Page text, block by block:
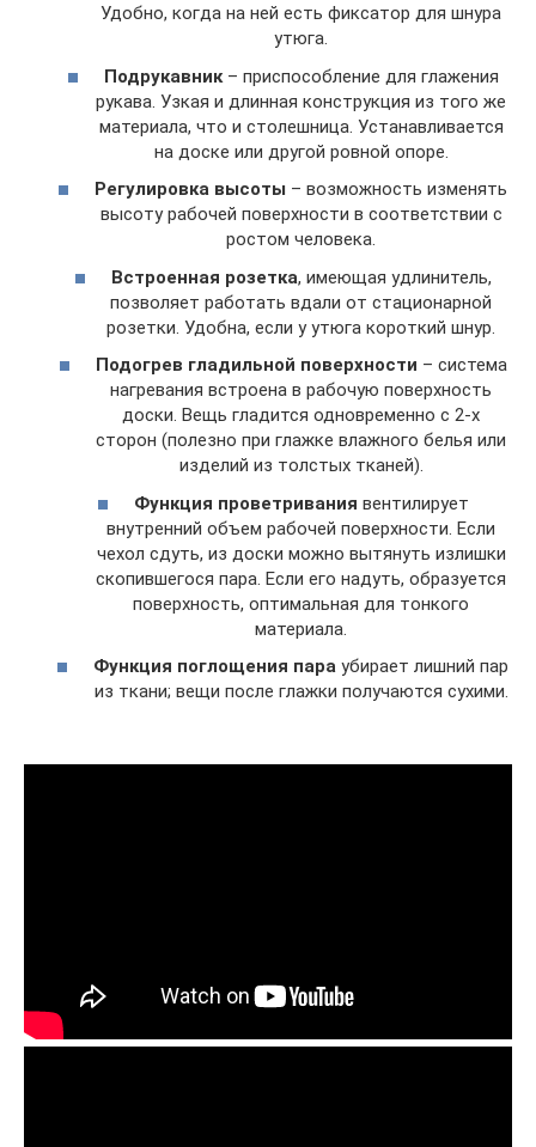
Удобно, когда на ней есть фиксатор для шнура
утюга.
Подрукавник– приспособление для глажения
рукава. Узкая и длинная конструкция из того же
материала, что и столешница. Устанавливается
на доске или другой ровной опоре.
Регулировка высоты – возможность изменять
высоту рабочей поверхности в соответствии с
ростом человека.
Встроенная розетка, имеющая удлинитель,
позволяет работать вдали от стационарной
розетки. Удобна, если у утюга короткий шнур.
Подогрев гладильной поверхности – система
нагревания встроена в рабочую поверхность
доски. Вещь гладится одновременно с 2-х
сторон (полезно при глажке влажного белья или
изделий из толстых тканей).
Функция проветривания вентилирует
внутренний объем рабочей поверхности. Если
чехол сдуть, из доски можно вытянуть излишки
скопившегося пара. Если его надуть, образуется
поверхность, оптимальная для тонкого
материала.
Функция поглощения пара убирает лишний пар
из ткани; вещи после глажки получаются сухими.